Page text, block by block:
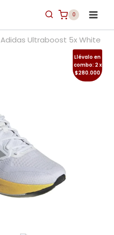
0
Adidas Ultraboost 5x White
Llévalo en
combo: 2 x
$280.000